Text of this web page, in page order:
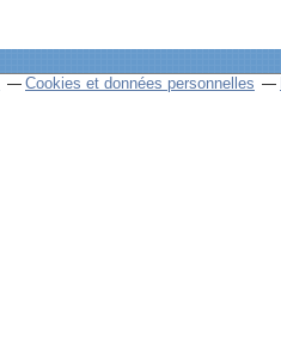
Cookies et données personnelles